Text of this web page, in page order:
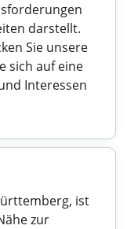
darstellt.
Sie unsere
sich auf eine
Interessen
ist
zur